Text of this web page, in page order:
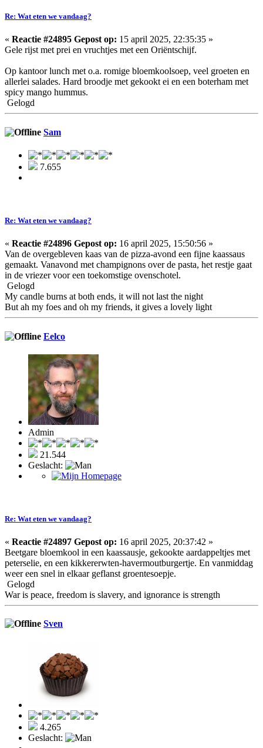
Re: Wat eten we vandaag?
« Reactie #24895 Gepost op: 15 april 2025, 22:35:35 »
Gele rijst met prei en vruchtjes met een Oriëntschijf.
Op kantoor lunch met o.a. romige bloemkoolsoep, veel groeten en
allerlei salades. Hard broodje met gekookt ei en een boterham met
spicy mango hummus.
Gelogd
Sam
7.655
Re: Wat eten we vandaag?
« Reactie #24896 Gepost op: 16 april 2025, 15:50:56 »
Van de overgebleven kaas van de pizza-avond een fijne kaassaus
gemaakt. Vanavond met champignons over de pasta, het restje gaat
in de vriezer voor een toekomstige ovenschotel.
Gelogd
My candle burns at both ends, it will not last the night
But ah my foes and oh my friends, it gives a lovely light
Eelco
Admin
21.544
Geslacht:
Re: Wat eten we vandaag?
« Reactie #24897 Gepost op: 16 april 2025, 20:37:42 »
Beetgare bloemkool in een kaassausje, gekookte aardappeltjes met
peterselie, en een kikkererwten-havermoutburgertje. En vanmiddag
weer een snel in elkaar geflanst groentesoepje.
Gelogd
War is peace, freedom is slavery, and ignorance is strength
Sven
4.265
Geslacht: